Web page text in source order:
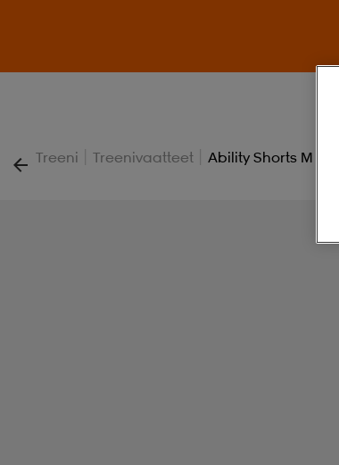
Treeni | Treenivaatteet | Ability Shorts M